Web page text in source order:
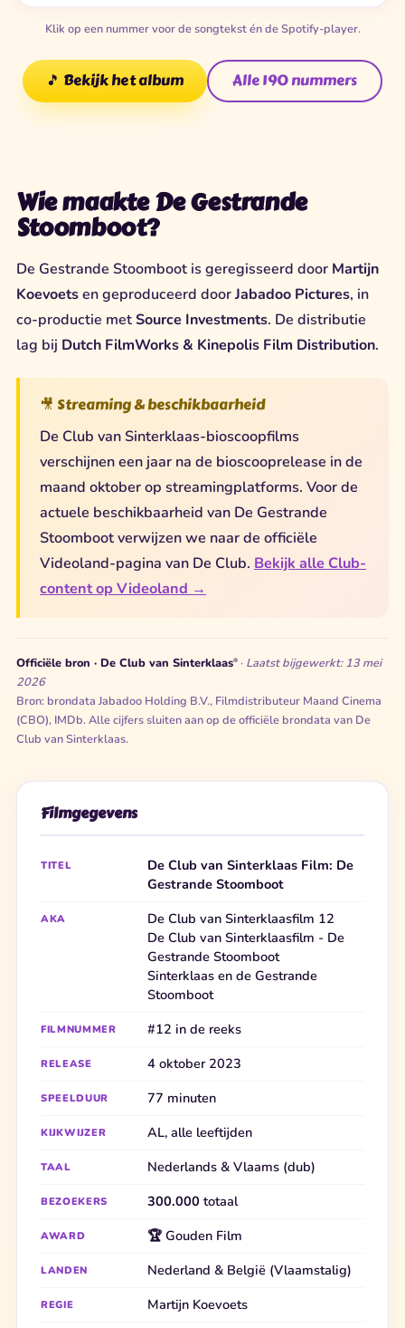
Klik op een nummer voor de songtekst én de Spotify-player.
🎵 Bekijk het album Alle 190 nummers
Wie maakte De Gestrande
Stoomboot?
De Gestrande Stoomboot is geregisseerd door Martijn
Koevoetsen geproduceerd doorJabadoo Pictures, in
co-productie metSource Investments. De distributie
lag bij Dutch FilmWorks & Kinepolis Film Distribution.
🎥 Streaming & beschikbaarheid
De Club van Sinterklaas-bioscoopfilms
verschijnen een jaar na de bioscooprelease in de
maand oktober op streamingplatforms. Voor de
actuele beschikbaarheid van De Gestrande
Stoomboot verwijzen we naar de officiële
Videoland-pagina van De Club. Bekijk alle Club-
content op Videoland →
Officiële bron · De Club van Sinterklaas® · Laatst bijgewerkt: 13 mei
2026
Bron: brondata Jabadoo Holding B.V., Filmdistributeur Maand Cinema
(CBO), IMDb. Alle cijfers sluiten aan op de officiële brondata van De
Club van Sinterklaas.
Filmgegevens
TITEL
De Club van Sinterklaas Film: De
Gestrande Stoomboot
AKA
De Club van Sinterklaasfilm 12
De Club van Sinterklaasfilm - De
Gestrande Stoomboot
Sinterklaas en de Gestrande
Stoomboot
FILMNUMMER #12 in de reeks
RELEASE 4 oktober 2023
SPEELDUUR 77 minuten
KIJKWIJZER AL, alle leeftijden
TAAL Nederlands & Vlaams (dub)
BEZOEKERS 300.000 totaal
AWARD 🏆 Gouden Film
LANDEN Nederland & België (Vlaamstalig)
REGIE Martijn Koevoets